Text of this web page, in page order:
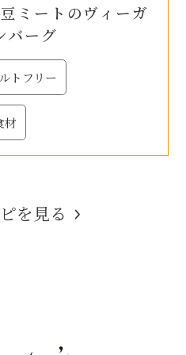
ミートのヴィーガ
バーグ
トフリー
材
を見る